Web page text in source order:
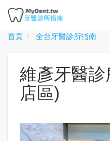
移
主首頁 全台牙醫診所指南
維彥牙醫
店區)